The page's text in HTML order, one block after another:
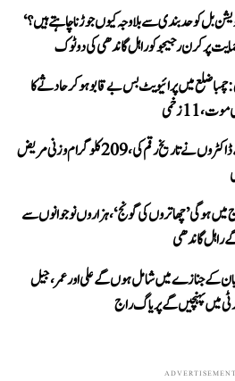
بل کو حدبندی سے بلا وجہ کیوں جوڑنا چاہتے ہیں؟‘
پر کرن رجیجو کو راہل گاندھی کی دوٹوک
ضلع میں پرائیویٹ بس بے قابو ہوکر حادثے کا
دہلی ایمس کے ڈاکٹروں نے تاریخ رقم کی، 209 کلوگرام وزنی مریض
ہوگی ’چھاتروں کی گونج‘، ہزاروں نوجوانوں سے
راہل گاندھی
کے جنازے میں شامل ہوں گے علی اور عمر، جیل
میں پہنچیں گے پریاگ راج
ADVERTISEMENT